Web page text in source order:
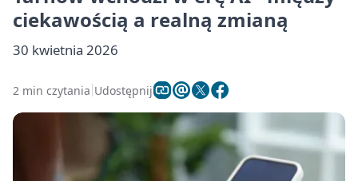
ciekawością a realną zmianą
30 kwietnia 2026
2 min czytania Udostępnij